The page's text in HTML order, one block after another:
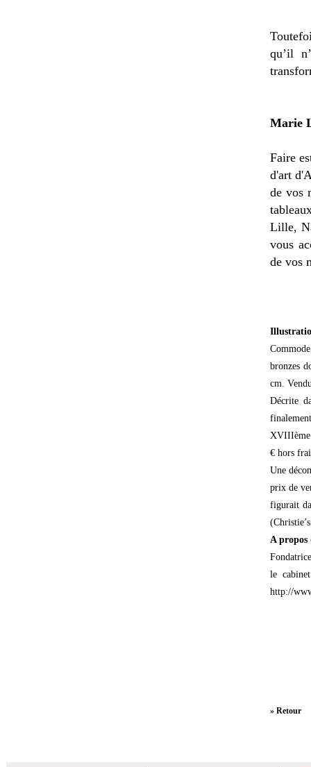
qu’il
Marie
Faire
d'art
de vos
Lille,
vous
de vos
bronzes
cm.
Décrite
XVIIIème
€ hors
Une
prix de
figurait
A propos
le
http://
» Retour